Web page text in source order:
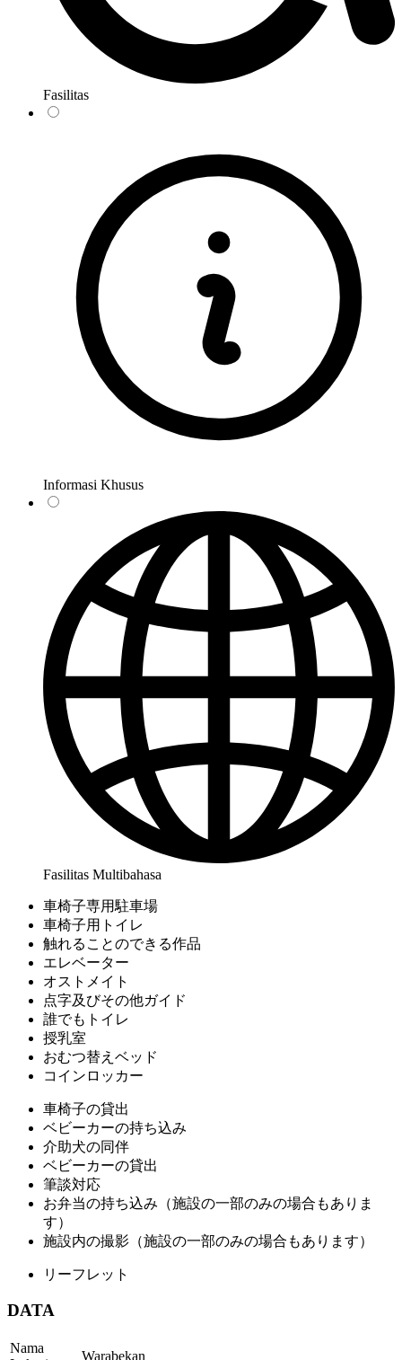
Fasilitas
Informasi Khusus
Fasilitas Multibahasa
車椅子専用駐車場
車椅子用トイレ
触れることのできる作品
エレベーター
オストメイト
点字及びその他ガイド
誰でもトイレ
授乳室
おむつ替えベッド
コインロッカー
車椅子の貸出
ベビーカーの持ち込み
介助犬の同伴
ベビーカーの貸出
筆談対応
お弁当の持ち込み（施設の一部のみの場合もありま
す）
施設内の撮影（施設の一部のみの場合もあります）
リーフレット
DATA
Nama
Warabekan